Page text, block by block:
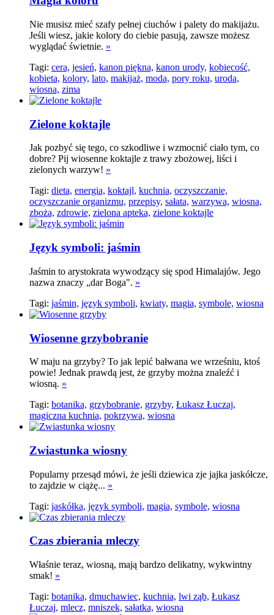
Nie musisz mieć szafy pełnej ciuchów i palety do makijażu.
Jeśli wiesz, jakie kolory do ciebie pasują, zawsze możesz
wyglądać świetnie. »
Tagi: cera, jesień, kanon piękna, kanon urody, kobiecość,
kobieta, kolory, lato, makijaż, moda, pory roku, uroda,
wiosna, zima
Zielone koktajle
Jak pozbyć się tego, co szkodliwe i wzmocnić ciało tym, co
dobre? Pij wiosenne koktajle z trawy zbożowej, liści i
zielonych warzyw! »
Tagi: dieta, energia, koktajl, kuchnia, oczyszczanie,
oczyszczanie organizmu, przepisy, sałata, warzywa, wiosna,
zboża, zdrowie, zielona apteka, zielone koktajle
Język symboli: jaśmin
Jaśmin to arystokrata wywodzący się spod Himalajów. Jego
nazwa znaczy „dar Boga". »
Tagi: jaśmin, język symboli, kwiaty, magia, symbole, wiosna
Wiosenne grzybobranie
W maju na grzyby? To jak lepić bałwana we wrześniu, ktoś
powie! Jednak prawdą jest, że grzyby można znaleźć i
wiosną. »
Tagi: botanika, grzybobranie, grzyby, Łukasz Łuczaj,
magiczna kuchnia, pokrzywa, wiosna
Zwiastunka wiosny
Popularny przesąd mówi, że jeśli dziewica zje jajka jaskółcze,
to zajdzie w ciążę... »
Tagi: jaskółka, język symboli, magia, symbole, wiosna
Czas zbierania mleczy
Właśnie teraz, wiosną, mają bardzo delikatny, wykwintny
smak! »
Tagi: botanika, dmuchawiec, kuchnia, lwi ząb, Łukasz
Łuczaj, mlecz, mniszek, sałatka, wiosna